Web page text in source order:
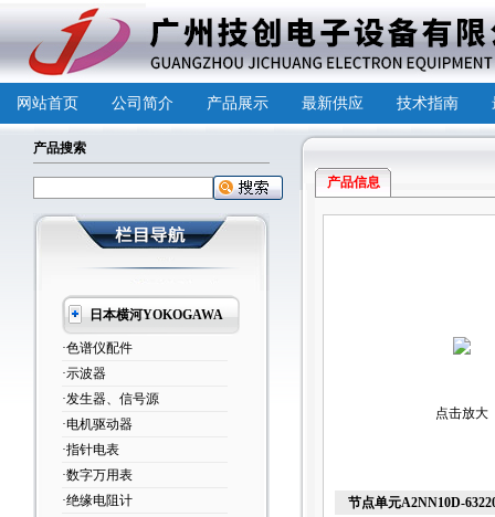
网站首页 公司简介 产品展示 最新供应 技术指南
产品搜索
日本横河YOKOGAWA
·色谱仪配件
·示波器
·发生器、信号源
·电机驱动器
·指针电表
·数字万用表
·绝缘电阻计
产品信息
点击放大
节点单元A2NN10D-